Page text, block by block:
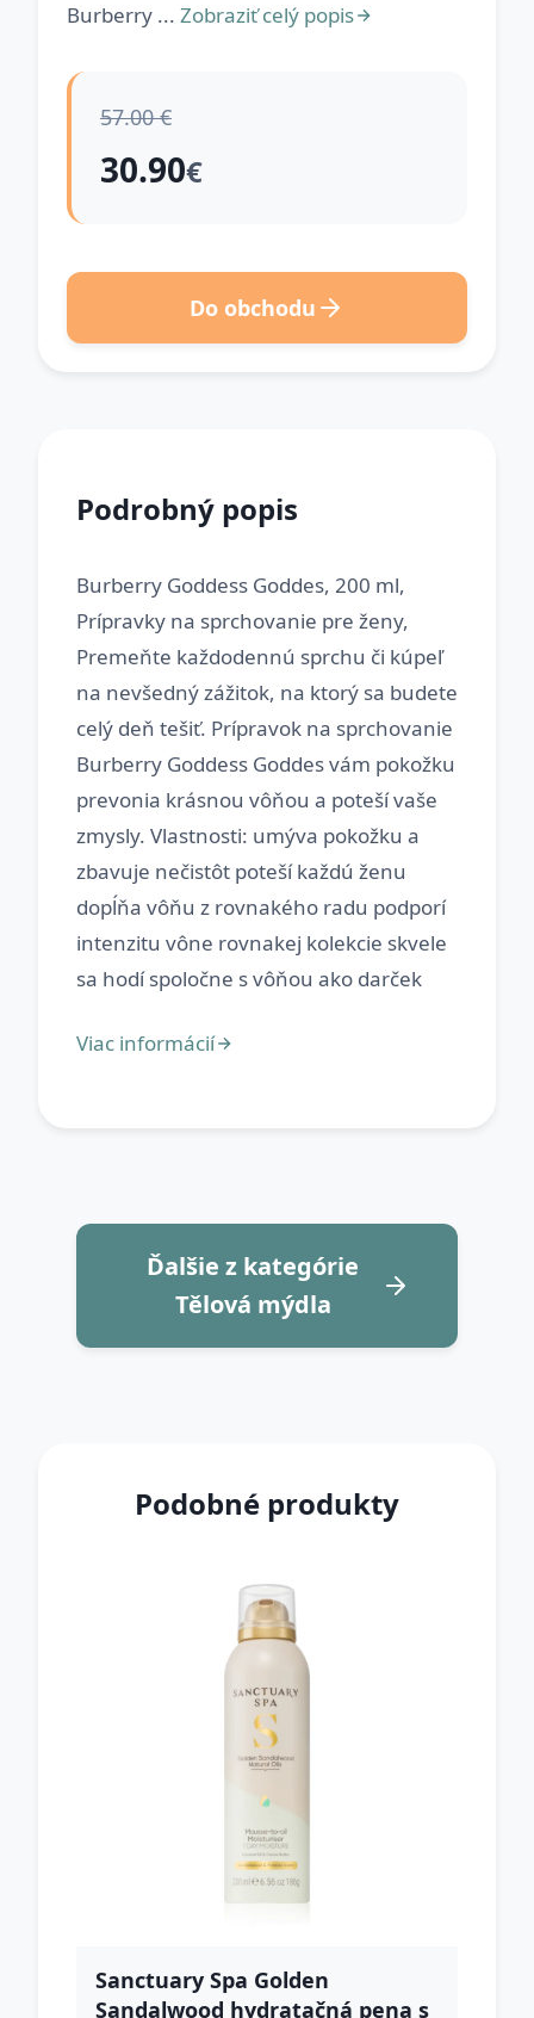
Burberry ... Zobraziť celý popis
57.00 €
30.90€
Do obchodu
Podrobný popis
Burberry Goddess Goddes, 200 ml,
Prípravky na sprchovanie pre ženy,
Premeňte každodennú sprchu či kúpeľ
na nevšedný zážitok, na ktorý sa budete
celý deň tešiť. Prípravok na sprchovanie
Burberry Goddess Goddes vám pokožku
prevonia krásnou vôňou a poteší vaše
zmysly. Vlastnosti: umýva pokožku a
zbavuje nečistôt poteší každú ženu
dopĺňa vôňu z rovnakého radu podporí
intenzitu vône rovnakej kolekcie skvele
Ďalšie z kategórie
Tělová mýdla
Podobné produkty
Sanctuary Spa Golden
Sandalwood hydratačná pena s